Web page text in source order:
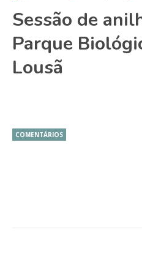
Sessão de
Parque
Lousã
COMENTÁRIOS